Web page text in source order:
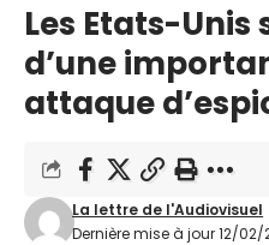
Les Etats-
d’une
attaque
Dernière mise à jour 12/02/
La lettre de l'Audiovisuel